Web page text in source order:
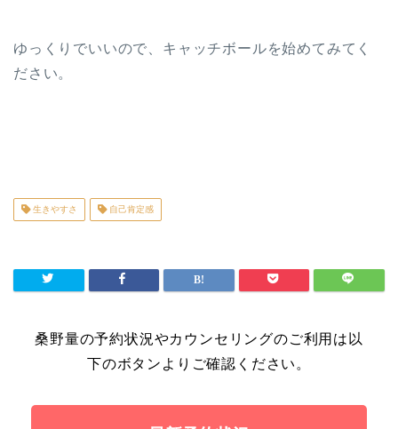
ゆっくりでいいので、キャッチボールを始めてみてく
ださい。
生きやすさ 自己肯定感
桑野量の予約状況やカウンセリングのご利用は以
下のボタンよりご確認ください。